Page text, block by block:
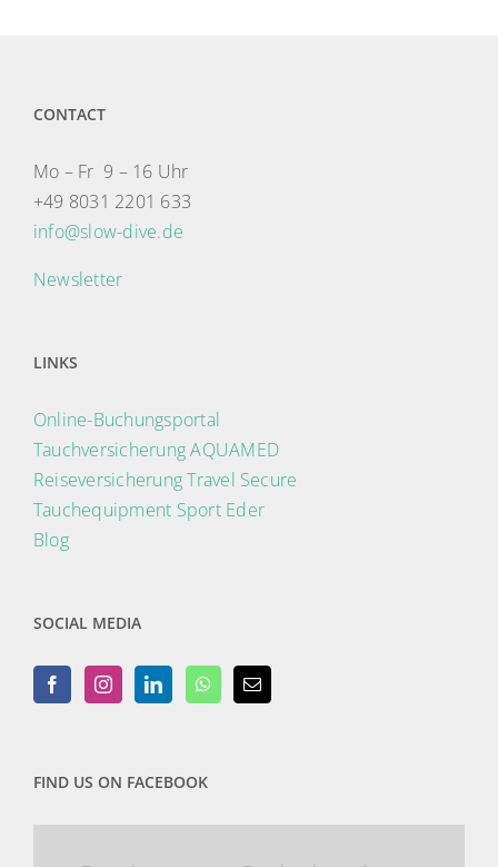
CONTACT
Mo – Fr 9 – 16 Uhr
+49 8031 2201 633
info@slow-dive.de
Newsletter
LINKS
Online-Buchungsportal
Tauchversicherung AQUAMED
Reiseversicherung Travel Secure
Tauchequipment Sport Eder
Blog
SOCIAL MEDIA
FIND US ON FACEBOOK